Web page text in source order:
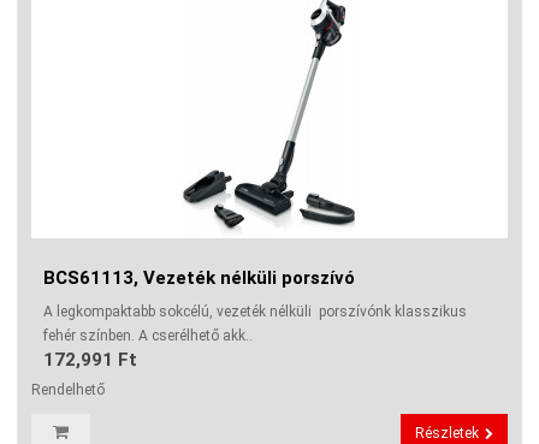
BCS61113, Vezeték nélküli porszívó
A legkompaktabb sokcélú, vezeték nélküli porszívónk klasszikus
fehér színben. A cserélhető akk..
172,991 Ft
Rendelhető
Részletek